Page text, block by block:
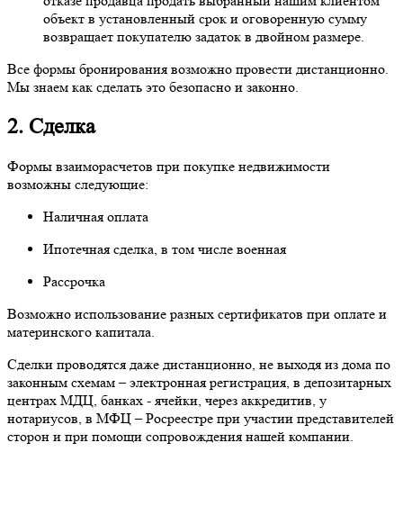
объект в установленный срок и оговоренную сумму
возвращает покупателю задаток в двойном размере.
Все формы бронирования возможно провести дистанционно.
Мы знаем как сделать это безопасно и законно.
2. Сделка
Формы взаиморасчетов при покупке недвижимости
возможны следующие:
Наличная оплата
Ипотечная сделка, в том числе военная
Рассрочка
Возможно использование разных сертификатов при оплате и
материнского капитала.
Сделки проводятся даже дистанционно, не выходя из дома по
законным схемам – электронная регистрация, в депозитарных
центрах МДЦ, банках - ячейки, через аккредитив, у
нотариусов, в МФЦ – Росреестре при участии представителей
сторон и при помощи сопровождения нашей компании.